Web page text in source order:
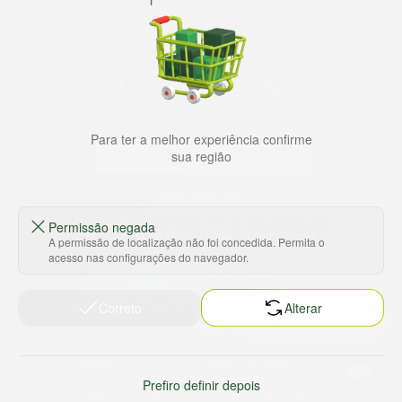
Grande São Paulo, litoral e interior de São Paulo. Vem ser
HORTUS COMERCIO DE ALIMENTOS S.A
CNPJ: 09.000.493/0002-15
Ajuda e Suporte
Política de privacidade
Para ter a melhor experiência confirme
sua região
Permissão negada
A permissão de localização não foi concedida. Permita o
acesso nas configurações do navegador.
Alterar
Prefiro definir depois